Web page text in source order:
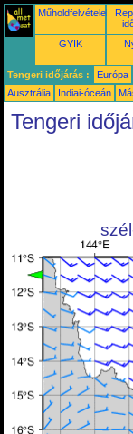
Műholdfelvételek
GYIK
Tengeri időjárás : Európa
Ausztrália
Indiai-óceán
Tengeri